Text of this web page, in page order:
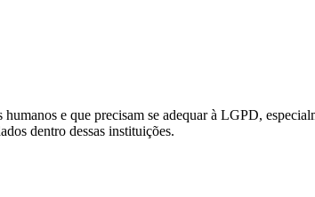
e que precisam se adequar à LGPD,
dentro dessas instituições.